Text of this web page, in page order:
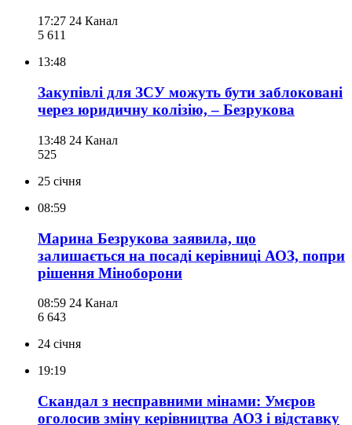
17:27 24 Канал
5 611
13:48
Закупівлі для ЗСУ можуть бути заблоковані
через юридичну колізію, – Безрукова
13:48 24 Канал
525
25 січня
08:59
Марина Безрукова заявила, що
залишається на посаді керівниці АОЗ, попри
рішення Міноборони
08:59 24 Канал
6 643
24 січня
19:19
Скандал з несправними мінами: Умєров
оголосив зміну керівництва АОЗ і відставку